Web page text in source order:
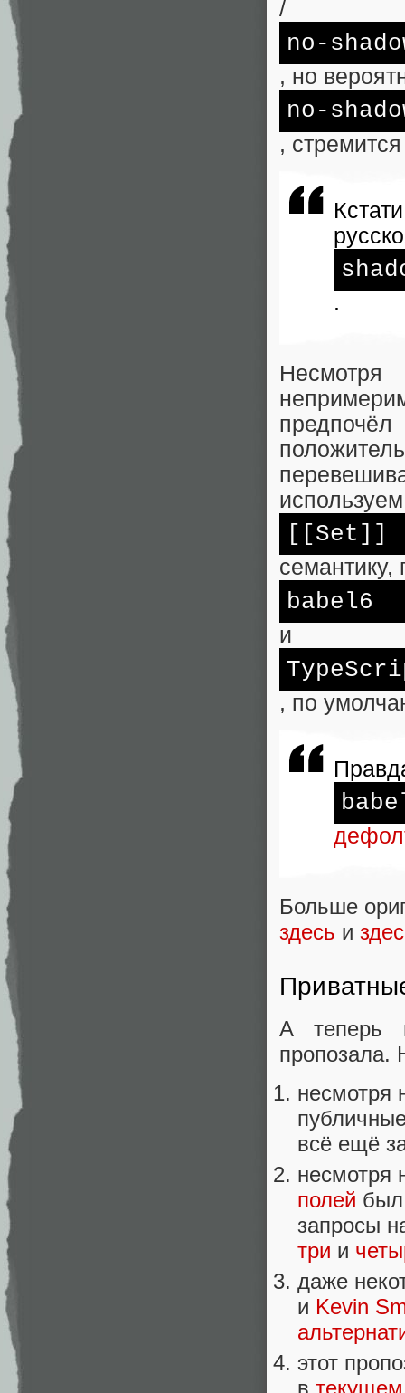
/
no -
, но
no -
,
.
используем
[[Set]]
семантику,
babel6
и
, по
Больше
здесь и
А теперь
пропозала.
несмотря
всё ещё
несмотря
полей был
запросы
три и
даже
и Kevin
этот